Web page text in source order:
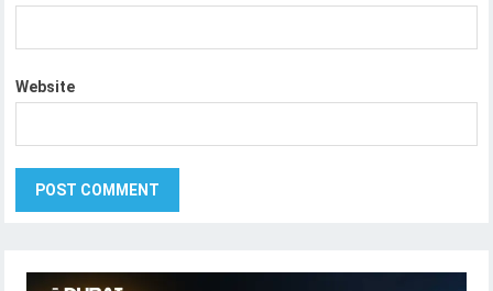
Website